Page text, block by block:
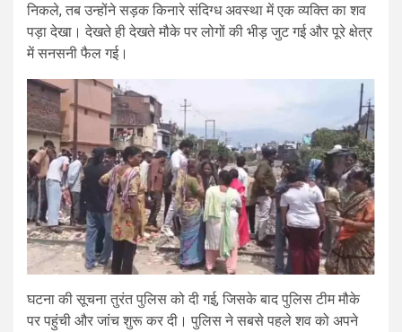
निकले, तब उन्होंने सड़क किनारे संदिग्ध अवस्था में एक व्यक्ति का शव
पड़ा देखा। देखते ही देखते मौके पर लोगों की भीड़ जुट गई और पूरे क्षेत्र
में सनसनी फैल गई।
घटना की सूचना तुरंत पुलिस को दी गई, जिसके बाद पुलिस टीम मौके
पर पहुंची और जांच शुरू कर दी। पुलिस ने सबसे पहले शव को अपने